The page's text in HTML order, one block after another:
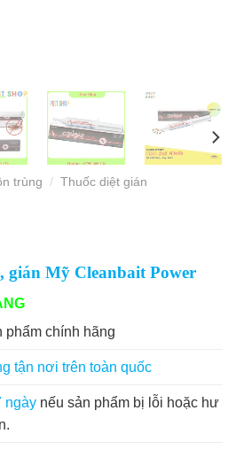
trùng / Thuốc diệt gián
gián Mỹ Cleanbait Power
phẩm chính hãng
tận nơi trên toàn quốc
ngày nếu sản phẩm bị lỗi hoặc hư